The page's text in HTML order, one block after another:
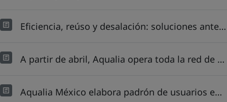
Eficiencia, reúso y desalación: soluciones ante el déficit hídrico en México
A partir de abril, Aqualia opera toda la red de agua potable en Cabo San Lucas
Aqualia México elabora padrón de usuarios en Cabo San Lucas: detecta un incremento del 20% y 12% de tomas domiciliarias sin contrato